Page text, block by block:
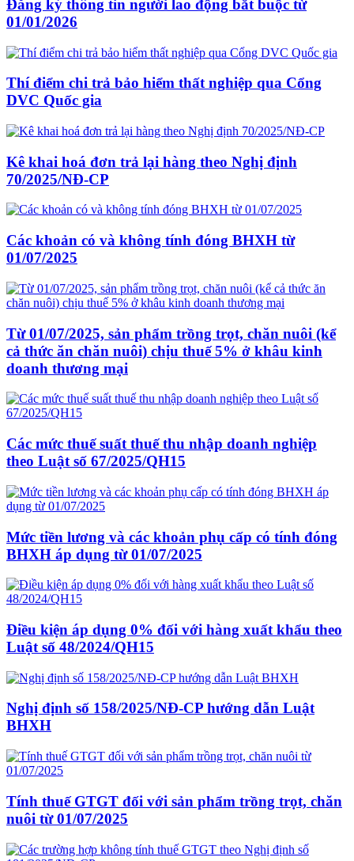
Đăng ký thông tin người lao động bắt buộc từ
01/01/2026
Thí điểm chi trả bảo hiểm thất nghiệp qua Cổng
DVC Quốc gia
Kê khai hoá đơn trả lại hàng theo Nghị định
70/2025/NĐ-CP
Các khoản có và không tính đóng BHXH từ
01/07/2025
Từ 01/07/2025, sản phẩm trồng trọt, chăn nuôi (kể
cả thức ăn chăn nuôi) chịu thuế 5% ở khâu kinh
doanh thương mại
Các mức thuế suất thuế thu nhập doanh nghiệp
theo Luật số 67/2025/QH15
Mức tiền lương và các khoản phụ cấp có tính đóng
BHXH áp dụng từ 01/07/2025
Điều kiện áp dụng 0% đối với hàng xuất khẩu theo
Luật số 48/2024/QH15
Nghị định số 158/2025/NĐ-CP hướng dẫn Luật
BHXH
Tính thuế GTGT đối với sản phẩm trồng trọt, chăn
nuôi từ 01/07/2025